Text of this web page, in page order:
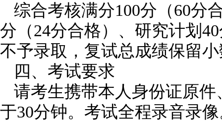
综合考核满分100分（60分
分（24分合格）、研究计划 40
不予录取，复试总成绩保留
四、考试要求
请考生携带本人身份证原
于30分钟。考试全程录音录